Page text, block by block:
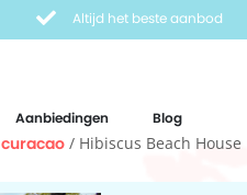
Altijd het beste aanbod
Aanbiedingen Blog
curacao/ Hibiscus Beach House